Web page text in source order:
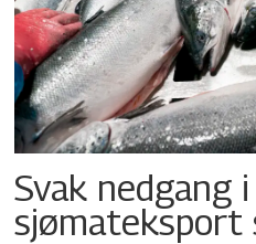
Svak nedgang
sjømateksport